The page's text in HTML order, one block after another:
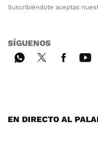
Suscribiéndote aceptas
SÍGUENOS
EN DIRECTO AL